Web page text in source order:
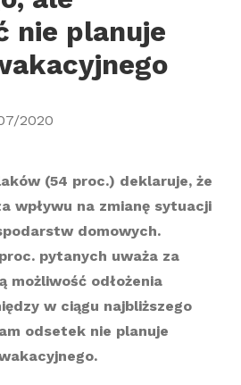
nie planuje
2020
(54 proc.) deklaruje, że
wpływu na zmianę sytuacji
domowych.
pytanych uważa za
możliwość odłożenia
w ciągu najbliższego
odsetek nie planuje